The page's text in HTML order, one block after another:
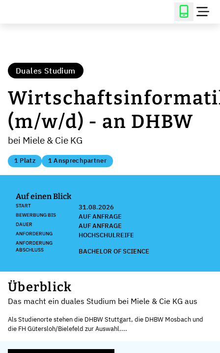
Duales Studium
(m/w/d) - an DHBW
bei Miele & Cie KG
1 Platz 1 Ansprechpartner
Auf einen Blick
START 31.08.2026
BEWERBUNG BIS AUF ANFRAGE
DAUER AUF ANFRAGE
ANFORDERUNG HOCHSCHULREIFE
ANFORDERUNG
ABSCHLUSS
BACHELOR OF SCIENCE
Überblick
Das macht ein duales Studium bei Miele & Cie KG aus
Als Studienorte stehen die DHBW Stuttgart, die DHBW Mosbach und
die FH Gütersloh/Bielefeld zur Auswahl....